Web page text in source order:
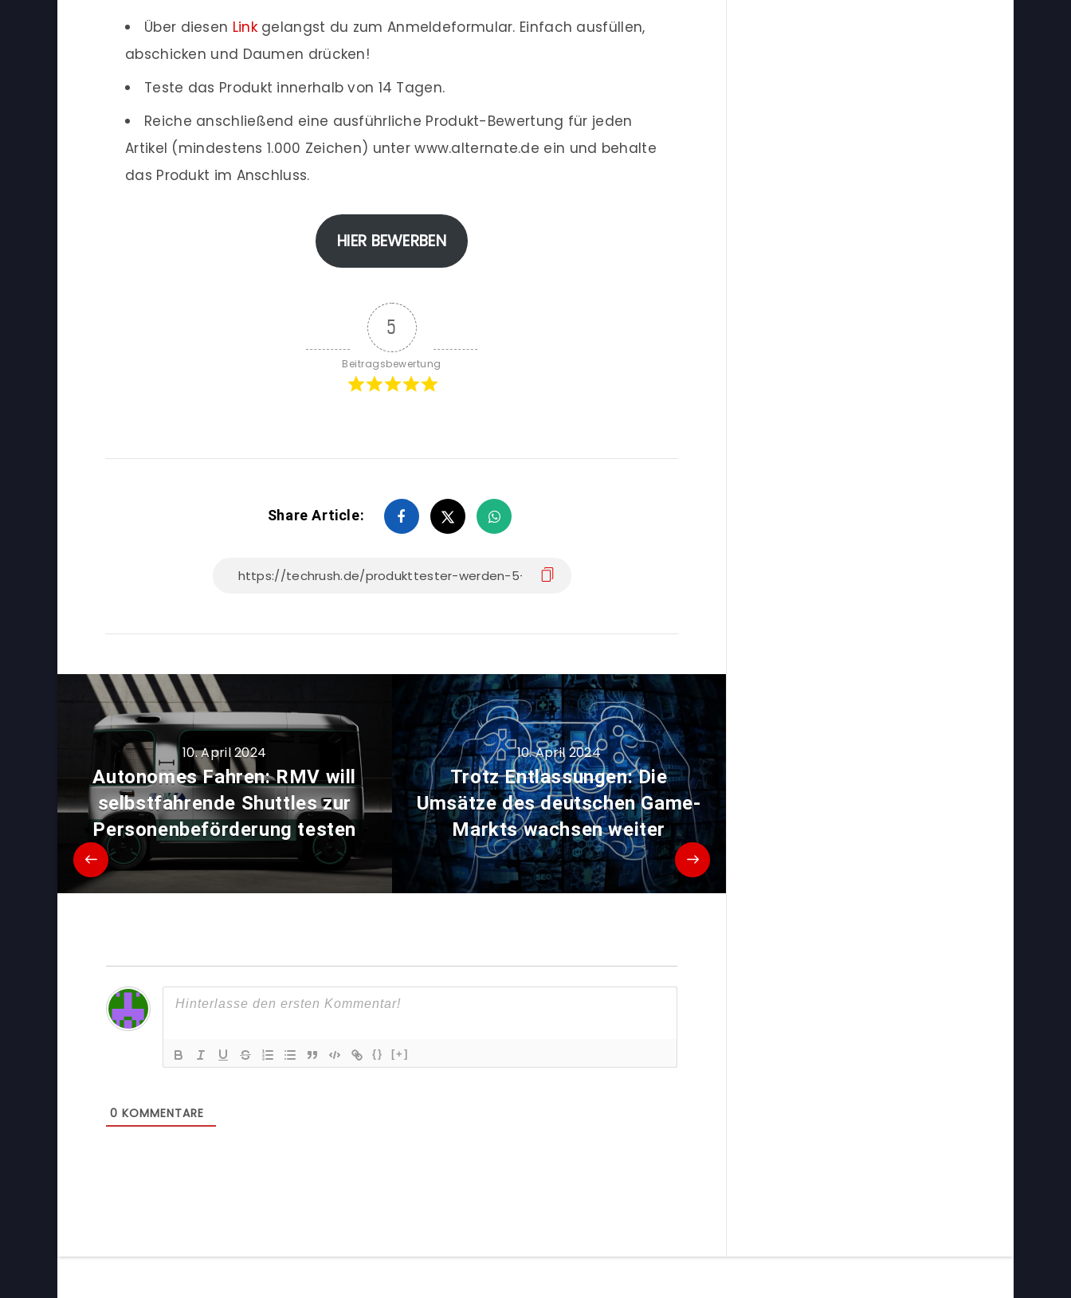
Über diesen Linkgelangst du zum Anmeldeformular. Einfach ausfüllen,
abschicken und Daumen drücken!
Teste das Produkt innerhalb von 14 Tagen.
Reiche anschließend eine ausführliche Produkt-Bewertung für jeden
Artikel (mindestens 1.000 Zeichen) unter www.alternate.de ein und behalte
das Produkt im Anschluss.
HIER BEWERBEN
5
Beitragsbewertung
Share Article:
10. April 2024
Autonomes Fahren: RMV will
selbstfahrende Shuttles zur
Personenbeförderung testen
10. April 2024
Trotz Entlassungen: Die
Umsätze des deutschen Game-
Markts wachsen weiter
{} [+]
0 KOMMENTARE